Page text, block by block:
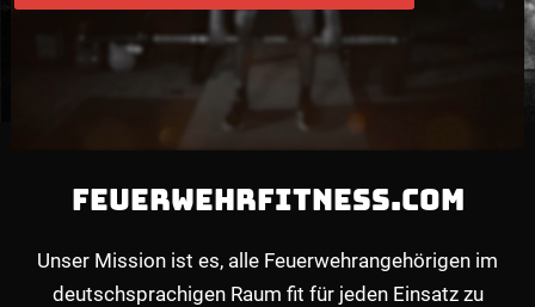
FEUERWEHRFITNESS.COM
Unser Mission ist es, alle Feuerwehrangehörigen im
deutschsprachigen Raum fit für jeden Einsatz zu